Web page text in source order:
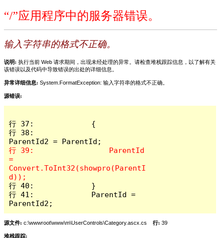
“/”应用程序中的服务器错误。
输入字符串的格式不正确。
说明: 执行当前 Web 请求期间，出现未经处理的异常。请检查堆栈跟踪信息，以了解有关
该错误以及代码中导致错误的出处的详细信息。
异常详细信息: System.FormatException: 输入字符串的格式不正确。
源错误:
行 37:             {
行 38:
行 39:                 ParentId
=
Convert.ToInt32(showpro(ParentI
行 40:             }
行 41:             ParentId =
ParentId2;
源文件: c:\wwwroot\www\m\UserControls\Category.ascx.cs 行: 39
堆栈跟踪: